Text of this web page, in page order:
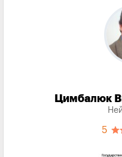
Цимбалюк
5